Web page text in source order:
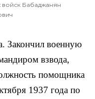
Бабаджанян
Закончил военную
взвода,
помощника
1937 года по